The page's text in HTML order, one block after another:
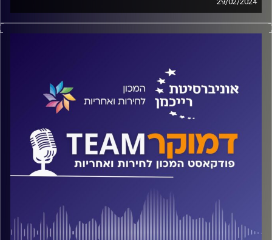
פודקאסט המכון לחירות ואחריות באוניברסיטת רייכמן
על שיטור במגזר הערבי, על המלחמה בפשע והנשק הלא חוקי,
ד"ר חיים וייצמן עם תנ"צ יגאל עזרא, סגן ראש אגף סייף
במשטרה
קרדיט תמונות:המכון לחירות ואחריות